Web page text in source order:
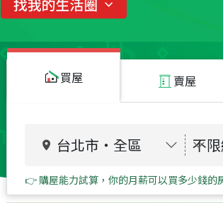
買屋 賣屋
台北市 ・ 全區 不
👉 購屋能力試算，你的月薪可以買多少錢的